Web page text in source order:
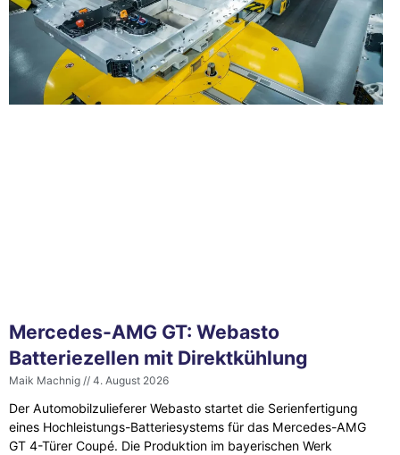
Mercedes-AMG GT: Webasto
Batteriezellen mit Direktkühlung
Maik Machnig 4. August 2026
Der Automobilzulieferer Webasto startet die Serienfertigung
eines Hochleistungs-Batteriesystems für das Mercedes-AMG
GT 4-Türer Coupé. Die Produktion im bayerischen Werk